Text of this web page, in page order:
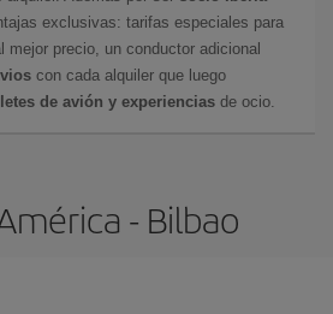
exclusivas: tarifas especiales para
mejor precio, un conductor adicional
con cada alquiler que luego
de avión y experiencias de ocio.
- Bilbao